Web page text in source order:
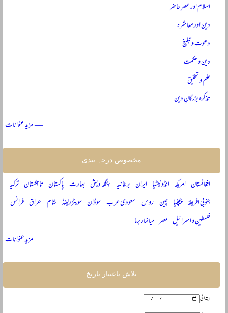
اسلام اور عصرِ حاضر
دین اور معاشرہ
دعوت و تبلیغ
دین و حکمت
علم و تحقیق
تذکرہ بزرگانِ دین
— مزید عنوانات
مخصوص درجہ بندی
افغانستان امریکہ انڈونیشیا ایران برطانیہ بنگلہ دیش بھارت پاکستان تاجکستان ترکیہ
جنوبی افریقہ چیچنیا چین روس سعودی عرب سوڈان سویٹزرلینڈ شام عراق فرانس
فلسطین و اسرائیل مصر میانمار برما
— مزید عنوانات
تلاش باعتبار تاریخ
ابتدائی